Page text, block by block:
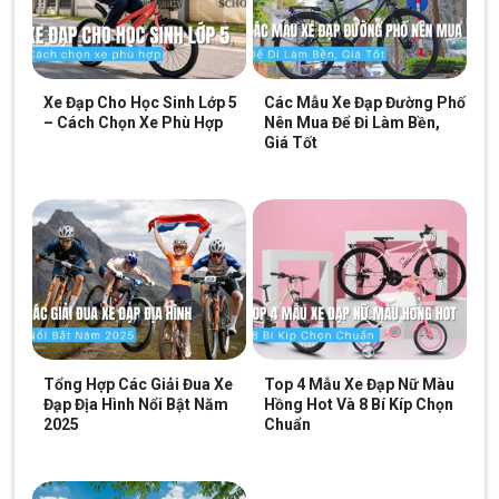
Bộ truyền động Xe Đạp Mini @600 Inox 24 Inch 72 căm
Bánh xe Xe Đạp Mini @600 Inox 24 Inch 72 căm
Xe Đạp Cho Học Sinh Lớp 5
– Cách Chọn Xe Phù Hợp
Các Mẫu Xe Đạp Đường Phố
Nên Mua Để Đi Làm Bền,
Giá Tốt
Tổng Hợp Các Giải Đua Xe
Đạp Địa Hình Nổi Bật Năm
2025
Top 4 Mẫu Xe Đạp Nữ Màu
Hồng Hot Và 8 Bí Kíp Chọn
Chuẩn